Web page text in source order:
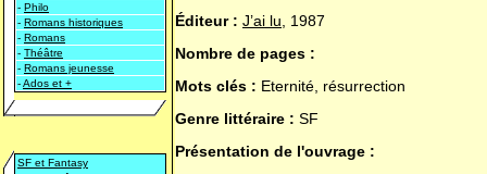
- Philo
- Romans historiques
- Romans
- Théâtre
- Romans jeunesse
-Ados et +
SF et Fantasy
Éditeur : J’ai lu , 1987
Nombre de pages :
Mots clés : Eternité, résurrection
Genre littéraire : SF
Présentation de l'ouvrage :